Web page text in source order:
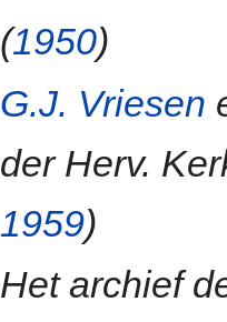
(1950)
G.J. Vriesen
der Herv.
1959)
Het archief